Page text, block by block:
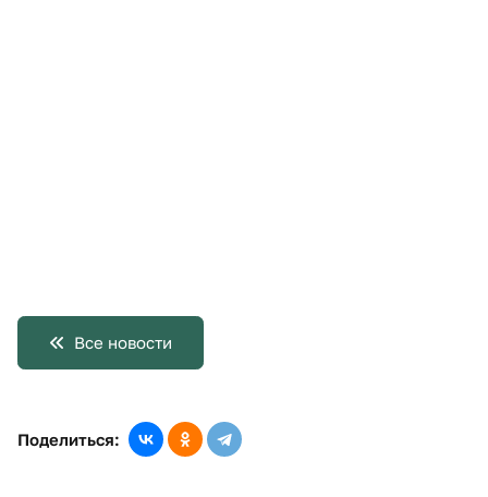
Все новости
Поделиться: